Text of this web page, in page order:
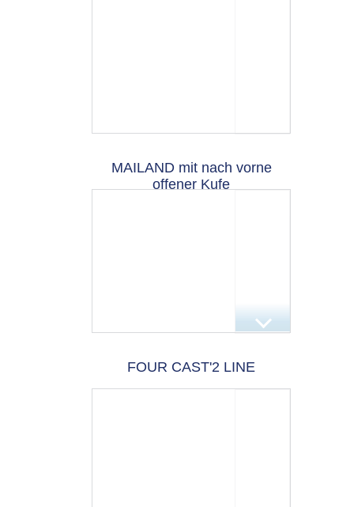
MAILAND mit nach vorne
offener Kufe
FOUR CAST'2 LINE